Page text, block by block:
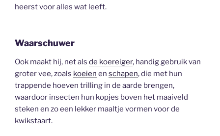
heerst voor alles wat leeft.
Waarschuwer
Ook maakt hij, net als de koereiger, handig gebruik van
groter vee, zoals koeien en schapen, die met hun
trappende hoeven trilling in de aarde brengen,
waardoor insecten hun kopjes boven het maaiveld
steken en zo een lekker maaltje vormen voor de
kwikstaart.